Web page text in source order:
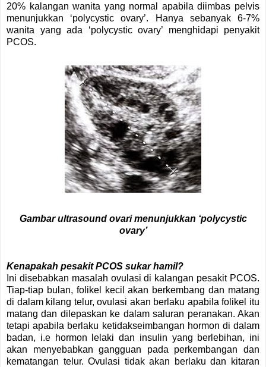
20% kalangan wanita yang normal apabila diimbas pelvis
menunjukkan ‘polycystic ovary’. Hanya sebanyak 6-7%
wanita yang ada ‘polycystic ovary’ menghidapi penyakit
PCOS.
Gambar ultrasound ovari menunjukkan ‘polycystic
ovary’
Kenapakah pesakit PCOS sukar hamil?
Ini disebabkan masalah ovulasi di kalangan pesakit PCOS.
Tiap-tiap bulan, folikel kecil akan berkembang dan matang
di dalam kilang telur, ovulasi akan berlaku apabila folikel itu
matang dan dilepaskan ke dalam saluran peranakan. Akan
tetapi apabila berlaku ketidakseimbangan hormon di dalam
badan, i.e hormon lelaki dan insulin yang berlebihan, ini
akan menyebabkan gangguan pada perkembangan dan
kematangan telur. Ovulasi tidak akan berlaku dan kitaran